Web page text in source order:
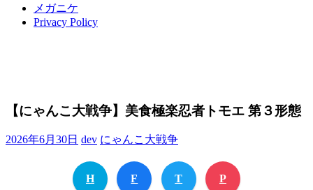
メガニケ
Privacy Policy
【にゃんこ大戦争】美食極楽忍者トモエ 第３形態
2026年6月30日 dev にゃんこ大戦争
H F T P